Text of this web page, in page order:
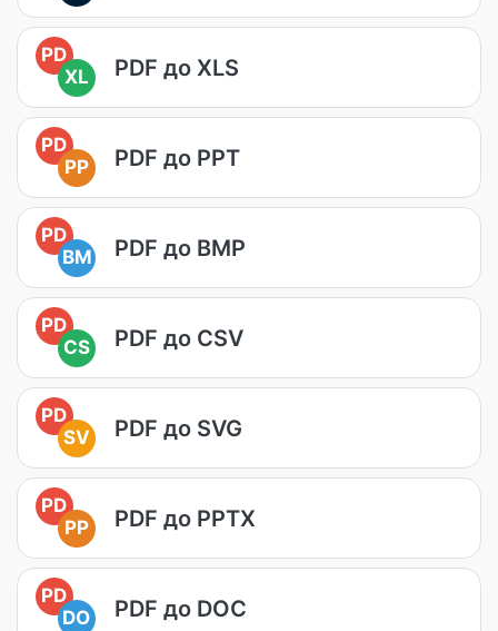
PD
XL
PDF до XLS
PD
PP
PDF до PPT
PD
BM
PDF до BMP
PD
CS
PDF до CSV
PD
SV
PDF до SVG
PD
PP
PDF до PPTX
PD
DO
PDF до DOC